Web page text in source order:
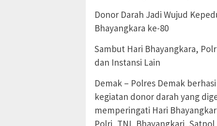
Donor Darah Jadi Wujud
Bhayangkara ke-80
Sambut Hari Bhayangkara,
dan Instansi Lain
Demak – Polres Demak
kegiatan donor darah yang
memperingati Hari
Polri, TNI, Bhayangkari,